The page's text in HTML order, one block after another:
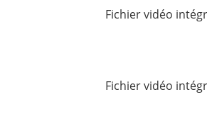
Fichier vidéo
Fichier vidéo